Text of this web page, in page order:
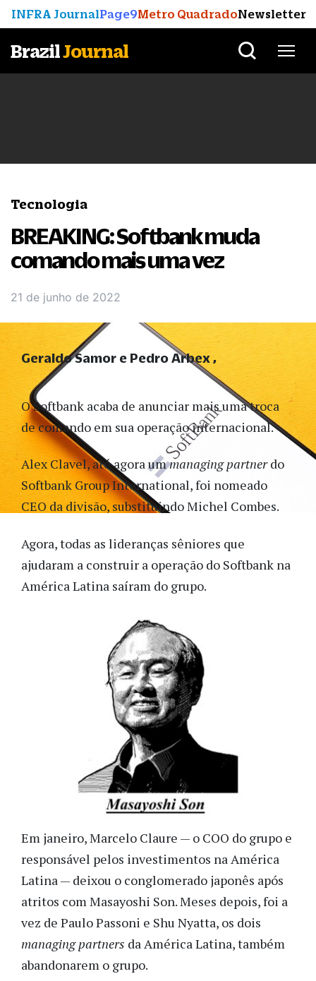
INFRA JournalPage9Metro QuadradoNewsletter
BrazilJournal
Tecnologia
BREAKING: Softbank muda
comando mais uma vez
21 de junho de 2022
O Softbank acaba de anunciar mais uma troca
de comando em sua operação internacional.
Alex Clavel, até agora ummanaging partnerdo
Softbank Group International, foi nomeado
CEO da divisão, substituindo Michel Combes.
Agora, todas as lideranças sêniores que
ajudaram a construir a operação do Softbank na
América Latina saíram do grupo.
Em janeiro, Marcelo Claure — o COO do grupo e
responsável pelos investimentos na América
Latina — deixou o conglomerado japonês após
atritos com Masayoshi Son. Meses depois, foi a
vez de Paulo Passoni e Shu Nyatta, os dois
managing partners da América Latina, também
abandonarem o grupo.
Geraldo Samor e Pedro Arbex